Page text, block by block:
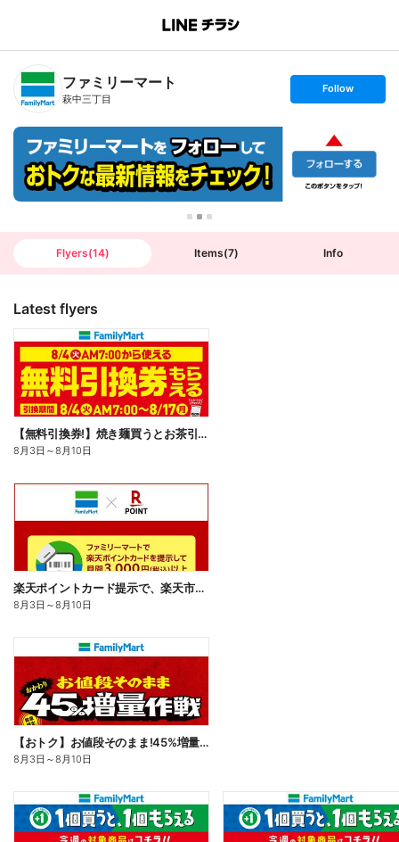
B
n
T
ファミリーマート
萩中三丁目
s
t
w
Follow
Flyers(14) Items(7) Info
Latest flyers
【無料引換券!】焼き麺買うとお茶引換券貰える!
8月3日 ～8月10日
楽天ポイントカード提示で、楽天市場でのお買い物がおトクに!
8月3日 ～8月10日
【おトク】お値段そのまま!45%増量作戦!
8月3日 ～8月10日